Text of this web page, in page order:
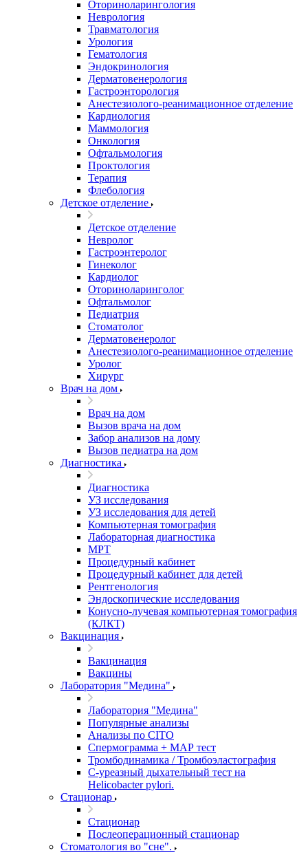
Оториноларингология
Неврология
Травматология
Урология
Гематология
Эндокринология
Дерматовенерология
Гастроэнторология
Анестезиолого-реанимационное отделение
Кардиология
Маммология
Онкология
Офтальмология
Проктология
Терапия
Флебология
Детское отделение
Детское отделение
Невролог
Гастроэнтеролог
Гинеколог
Кардиолог
Оториноларинголог
Офтальмолог
Педиатрия
Стоматолог
Дерматовенеролог
Анестезиолого-реанимационное отделение
Уролог
Хирург
Врач на дом
Врач на дом
Вызов врача на дом
Забор анализов на дому
Вызов педиатра на дом
Диагностика
Диагностика
УЗ исследования
УЗ исследования для детей
Компьютерная томография
Лабораторная диагностика
МРТ
Процедурный кабинет
Процедурный кабинет для детей
Рентгенология
Эндоскопические исследования
Конусно-лучевая компьютерная томография
(КЛКТ)
Вакцинация
Вакцинация
Вакцины
Лаборатория "Медина"
Лаборатория "Медина"
Популярные анализы
Анализы по CITO
Спермограмма + МАР тест
Тромбодинамика / Тромбоэластография
С-уреазный дыхательный тест на
Helicobacter pylori.
Стационар
Стационар
Послеоперационный стационар
Стоматология во "сне".